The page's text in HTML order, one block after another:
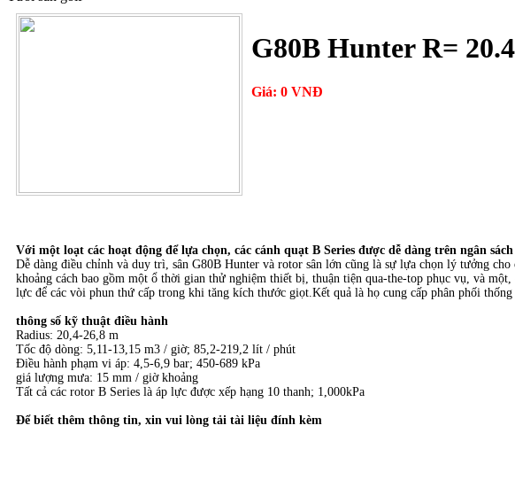
G80B Hunter R=
Giá: 0 VNĐ
Với một loạt các hoạt động để lựa chọn, các cánh quạt B Series được dễ dàng trên ngân sách
Dễ dàng điều chỉnh và duy trì, sân G80B Hunter và rotor sân lớn cũng là sự lựa chọn lý tưởng
khoảng cách bao gồm một ổ thời gian thử nghiệm thiết bị, thuận tiện qua-the-top phục vụ, và
lực để các vòi phun thứ cấp trong khi tăng kích thước giọt.Kết quả là họ cung cấp phân phối
thông số kỹ thuật điều hành
Radius: 20,4-26,8 m
Tốc độ dòng: 5,11-13,15 m3 / giờ; 85,2-219,2 lít / phút
Điều hành phạm vi áp: 4,5-6,9 bar; 450-689 kPa
giá lượng mưa: 15 mm / giờ khoảng
Tất cả các rotor B Series là áp lực được xếp hạng 10 thanh; 1,000kPa
Để biết thêm thông tin, xin vui lòng tải tài liệu đính kèm